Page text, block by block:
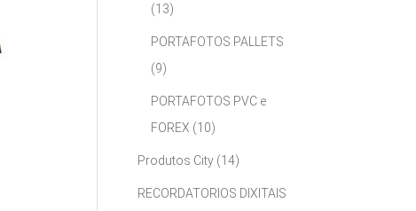
(13)
PORTAFOTOS PALLETS
(9)
PORTAFOTOS PVC e
FOREX (10)
Produtos City (14)
RECORDATORIOS DIXITAIS